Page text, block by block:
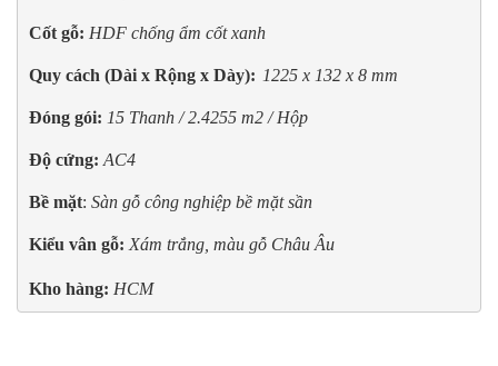
Cốt gỗ: HDF chống ẩm cốt xanh
Quy cách (Dài x Rộng x Dày): 1225 x 132 x 8 mm
Đóng gói: 15 Thanh / 2.4255 m2 / Hộp
Độ cứng: AC4
Bề mặt: Sàn gỗ công nghiệp bề mặt sần
Kiểu vân gỗ: Xám trắng, màu gỗ Châu Âu
Kho hàng: HCM